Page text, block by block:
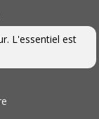
L'essentiel est